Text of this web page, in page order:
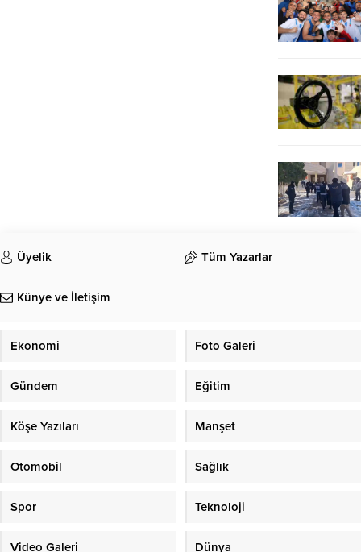
Üyelik Tüm Yazarlar
Künye ve İletişim
Ekonomi Foto Galeri
Gündem Eğitim
Köşe Yazıları Manşet
Otomobil Sağlık
Spor Teknoloji
Video Galeri Dünya